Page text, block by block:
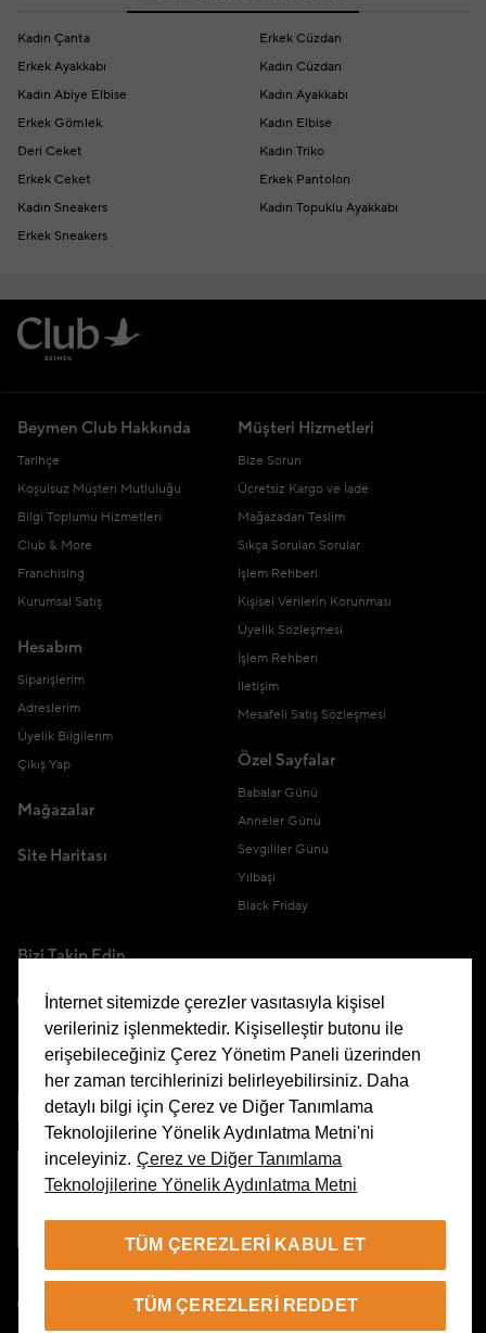
Kadın Çanta
Erkek Cüzdan
Erkek Ayakkabı
Kadın Cüzdan
Kadın Abiye Elbise
Kadın Ayakkabı
Erkek Gömlek
Kadın Elbise
Deri Ceket
Kadın Triko
Erkek Ceket
Erkek Pantolon
Kadın Sneakers
Kadın Topuklu Ayakkabı
Erkek Sneakers
Beymen Club Hakkında
Tarihçe
Koşulsuz Müşteri Mutluluğu
Bilgi Toplumu Hizmetleri
Club & More
Franchising
Kurumsal Satış
Hesabım
Siparişlerim
Adreslerim
Üyelik Bilgilerim
Çıkış Yap
Mağazalar
Site Haritası
Müşteri Hizmetleri
Bize Sorun
Ücretsiz Kargo ve İade
Mağazadan Teslim
Sıkça Sorulan Sorular
İşlem Rehberi
Kişisel Verilerin Korunması
Üyelik Sözleşmesi
İşlem Rehberi
İletişim
Mesafeli Satış Sözleşmesi
Özel Sayfalar
Babalar Günü
Anneler Günü
Sevgililer Günü
Yılbaşı
Black Friday
Bizi Takip Edin
Uygulamamızı İndirin
İnternet sitemizde çerezler vasıtasıyla kişisel
verileriniz işlenmektedir. Kişiselleştir butonu ile
erişebileceğiniz Çerez Yönetim Paneli üzerinden
her zaman tercihlerinizi belirleyebilirsiniz. Daha
detaylı bilgi için Çerez ve Diğer Tanımlama
Teknolojilerine Yönelik Aydınlatma Metni'ni
inceleyiniz. Çerez ve Diğer Tanımlama
Teknolojilerine Yönelik Aydınlatma Metni
TÜM ÇEREZLERI KABUL ET
TÜM ÇEREZLERI REDDET